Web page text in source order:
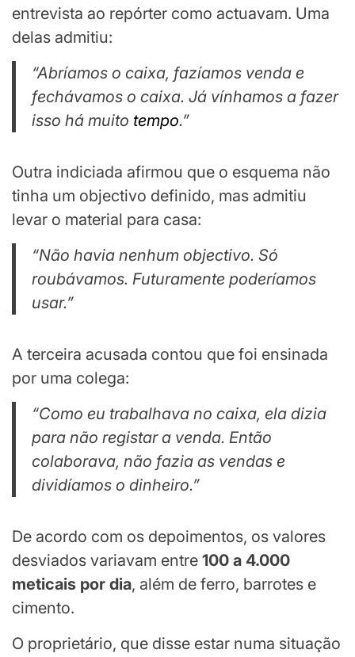
entrevista ao repórter como actuavam. Uma
delas admitiu:
“Abríamos o caixa, fazíamos venda e
fechávamos o caixa. Já vínhamos a fazer
isso há muito tempo.”
Outra indiciada afirmou que o esquema não
tinha um objectivo definido, mas admitiu
levar o material para casa:
“Não havia nenhum objectivo. Só
roubávamos. Futuramente poderíamos
usar.”
A terceira acusada contou que foi ensinada
por uma colega:
“Como eu trabalhava no caixa, ela dizia
para não registar a venda. Então
colaborava, não fazia as vendas e
dividíamos o dinheiro.”
De acordo com os depoimentos, os valores
desviados variavam entre 100 a 4.000
meticais por dia, além de ferro, barrotes e
cimento.
O proprietário, que disse estar numa situação